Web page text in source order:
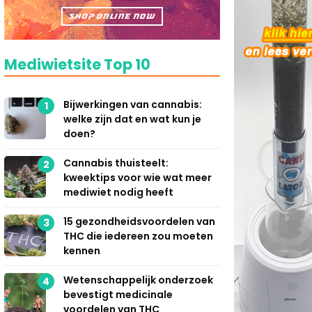
Mediwietsite Top 10
1
Bijwerkingen van cannabis:
welke zijn dat en wat kun je
doen?
2
Cannabis thuisteelt:
kweektips voor wie wat meer
mediwiet nodig heeft
3
15 gezondheidsvoordelen van
THC die iedereen zou moeten
kennen
4
Wetenschappelijk onderzoek
bevestigt medicinale
voordelen van THC